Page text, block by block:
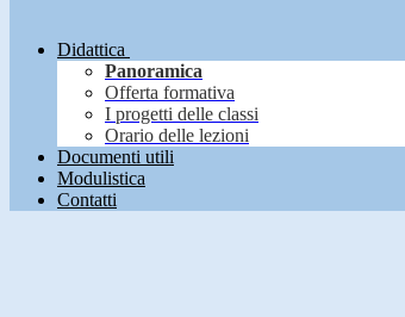
Didattica
Panoramica
Offerta formativa
I progetti delle classi
Orario delle lezioni
Documenti utili
Modulistica
Contatti